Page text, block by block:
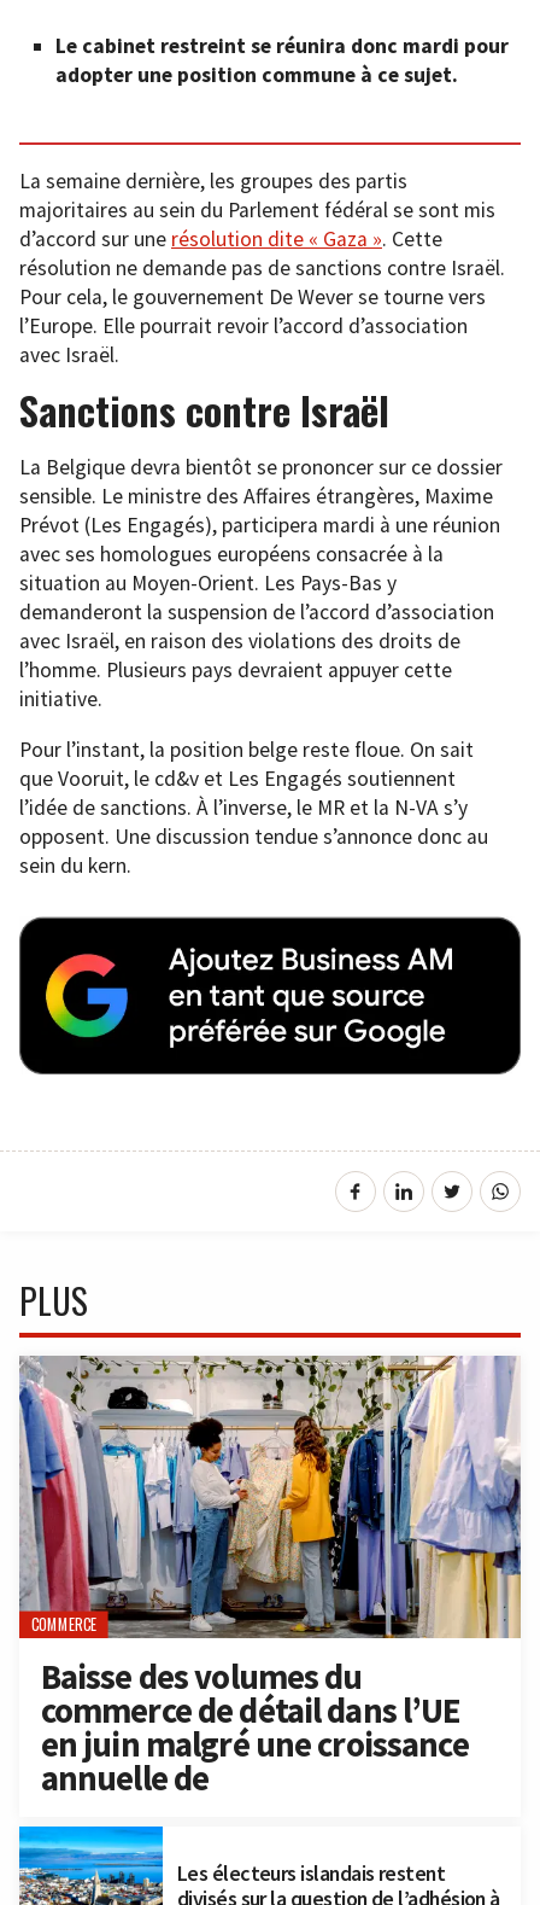
Le cabinet restreint se réunira donc mardi pour
adopter une position commune à ce sujet.
La semaine dernière, les groupes des partis
majoritaires au sein du Parlement fédéral se sont mis
d’accord sur une résolution dite « Gaza ». Cette
résolution ne demande pas de sanctions contre Israël.
Pour cela, le gouvernement De Wever se tourne vers
l’Europe. Elle pourrait revoir l’accord d’association
avec Israël.
Sanctions contre Israël
La Belgique devra bientôt se prononcer sur ce dossier
sensible. Le ministre des Affaires étrangères, Maxime
Prévot (Les Engagés), participera mardi à une réunion
avec ses homologues européens consacrée à la
situation au Moyen-Orient. Les Pays-Bas y
demanderont la suspension de l’accord d’association
avec Israël, en raison des violations des droits de
l’homme. Plusieurs pays devraient appuyer cette
initiative.
Pour l’instant, la position belge reste floue. On sait
que Vooruit, le cd&v et Les Engagés soutiennent
l’idée de sanctions. À l’inverse, le MR et la N-VA s’y
opposent. Une discussion tendue s’annonce donc au
sein du kern.
PLUS
COMMERCE
Baisse des volumes du
commerce de détail dans l’UE
en juin malgré une croissance
annuelle de
Les électeurs islandais restent
divisés sur la question de l’adhésion à